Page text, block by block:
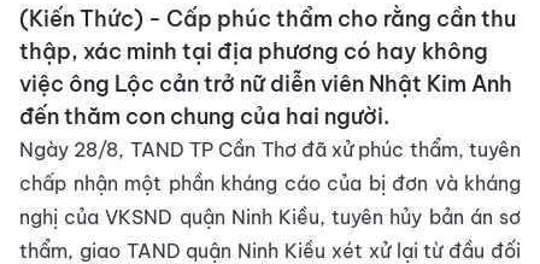
(Kiến Thức) - Cấp phúc thẩm cho rằng cần thu
thập, xác minh tại địa phương có hay không
việc ông Lộc cản trở nữ diễn viên Nhật Kim Anh
đến thăm con chung của hai người.
Ngày 28/8, TAND TP Cần Thơ đã xử phúc thẩm, tuyên
chấp nhận một phần kháng cáo của bị đơn và kháng
nghị của VKSND quận Ninh Kiều, tuyên hủy bản án sơ
thẩm, giao TAND quận Ninh Kiều xét xử lại từ đầu đối